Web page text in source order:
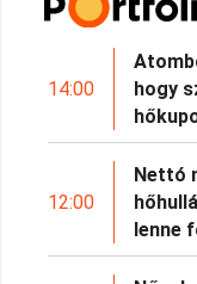
14:00
hogy
12:00
Nettó
lenne